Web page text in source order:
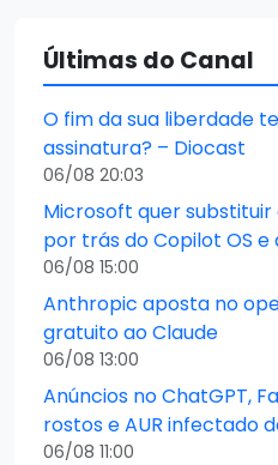
Últimas do Canal
O fim da sua liberdade
assinatura? – Diocast
06/08 20:03
Microsoft quer substituir
por trás do Copilot OS e
06/08 15:00
Anthropic aposta no
gratuito ao Claude
06/08 13:00
Anúncios no ChatGPT,
rostos e AUR infectado
06/08 11:00